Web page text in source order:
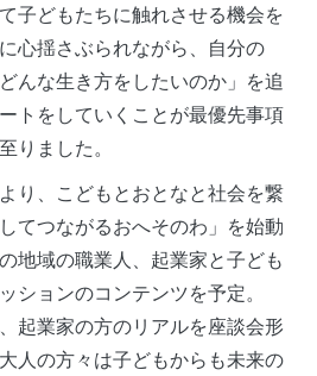
子どもたちに触れさせる機会を
心揺さぶられながら、自分の
んな生き方をしたいのか」を追
トをしていくことが最優先事項
至りました。
り、こどもとおとなと社会を繋
てつながるおへそのわ」を始動
地域の職業人、起業家と子ども
ションのコンテンツを予定。
起業家の方のリアルを座談会形
人の方々は子どもからも未来の